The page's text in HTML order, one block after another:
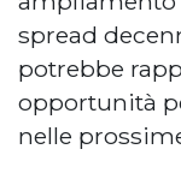
spread
potrebbe
opportunità
nelle